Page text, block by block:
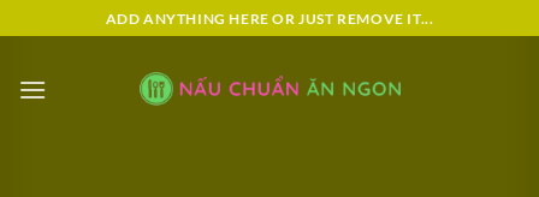
qua
dung
ADD ANYTHING HERE OR JUST REMOVE IT...